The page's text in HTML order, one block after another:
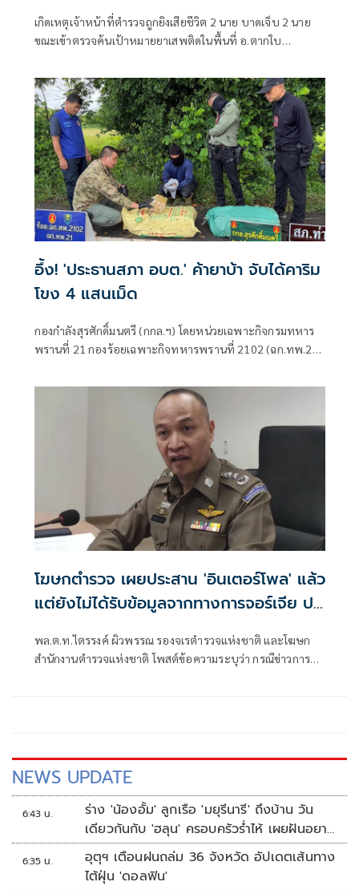
เกิดเหตุเจ้าหน้าที่ตำรวจถูกยิงเสียชีวิต 2 นาย บาดเจ็บ 2 นาย
ขณะเข้าตรวจค้นเป้าหมายยาเสพติดในพื้นที่ อ.ตากใบ
อึ้ง! 'ประธานสภา อบต.' ค้ายาบ้า จับได้คาริม
โขง 4 แสนเม็ด
กองกำลังสุรศักดิ์มนตรี (กกล.ฯ) โดยหน่วยเฉพาะกิจกรมทหาร
พรานที่ 21 กองร้อยเฉพาะกิจทหารพรานที่ 2102 (ฉก.ทพ.21
โฆษกตำรวจ เผยประสาน 'อินเตอร์โพล' แล้ว
แต่ยังไม่ได้รับข้อมูลจากทางการจอร์เจีย ปม
พล.ต.ท.ไตรรงค์ ผิวพรรณ รองจเรตำรวจแห่งชาติ และโฆษก
สำนักงานตำรวจแห่งชาติ โพสต์ข้อความระบุว่า กรณีข่าวการ
NEWS UPDATE
6:43 น.
ร่าง 'น้องอั้ม' ลูกเรือ 'มยุรีนารี' ถึงบ้าน วัน
เดียวกันกับ 'ฮลุน' ครอบครัวร่ำไห้ เผยฝันอยาก
เป็นทหารเรือ
6:35 น.
อุตุฯ เตือนฝนถล่ม 36 จังหวัด อัปเดตเส้นทาง
ไต้ฝุ่น 'ดอลฟิน'